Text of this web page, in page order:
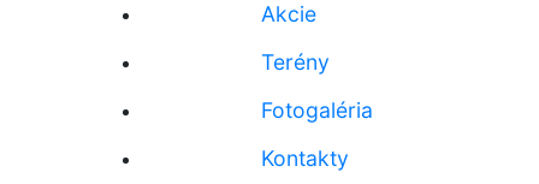
Akcie
Terény
Fotogaléria
Kontakty